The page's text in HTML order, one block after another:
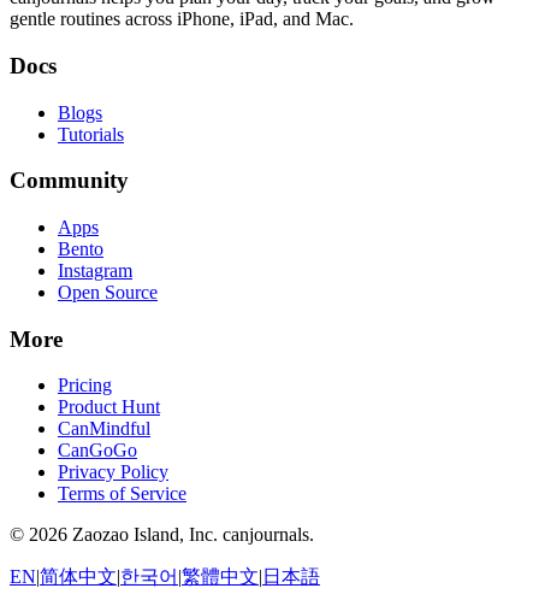
gentle routines across iPhone, iPad, and Mac.
Docs
Blogs
Tutorials
Community
Apps
Bento
Instagram
Open Source
More
Pricing
Product Hunt
CanMindful
CanGoGo
Privacy Policy
Terms of Service
© 2026 Zaozao Island, Inc. canjournals.
EN|简体中文|한국어 |繁體中文| 日本語